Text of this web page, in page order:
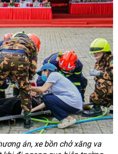
án, xe bồn chở xăng va